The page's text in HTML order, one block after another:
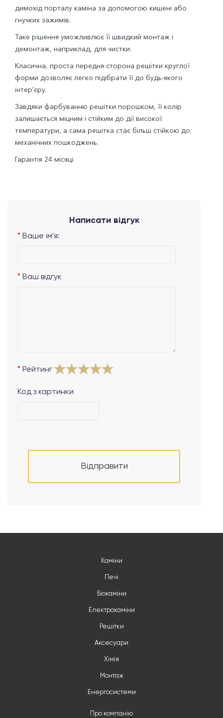
димохід порталу каміна за допомогою кишені або
гнучких зажимів.
Таке рішення уможливлює її швидкий монтаж і
демонтаж, наприклад, для чистки.
Класична, проста передня сторона решітки круглої
форми дозволяє легко підібрати її до будь-якого
інтер’єру.
Завдяки фарбуванню решітки порошком, її колір
залишається міцним і стійким до дії високої
температури, а сама решітка стає більш стійкою до
механічних пошкоджень.
Гарантія 24 місяці.
Написати відгук
Ваше ім'я:
Ваш відгук
Рейтинг
Код з картинки
Відправити
Каміни
Печі
Біокаміни
Електрокаміни
Решітки
Аксесуари
Хімія
Монтаж
Енергосистеми
Про компанію